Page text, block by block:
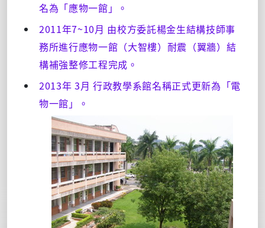
名為「應物一館」。
2011年7~10月 由校方委託楊金生結構技師事
務所進行應物一館（大智樓）耐震（翼牆）結
構補強整修工程完成。
2013年 3月 行政教學系館名稱正式更新為「電
物一館」。